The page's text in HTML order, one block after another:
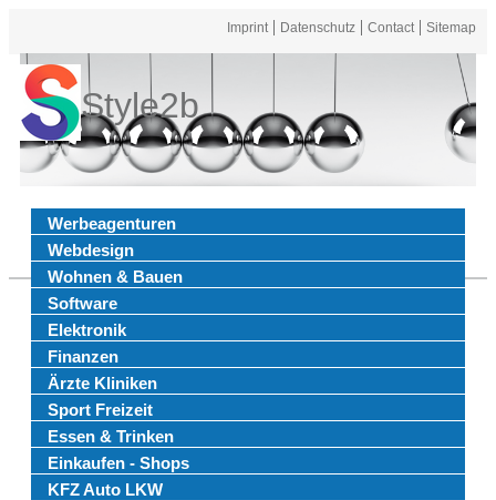
Imprint Datenschutz Contact Sitemap
Style2b
Werbeagenturen
Webdesign
Wohnen & Bauen
Software
Elektronik
Finanzen
Ärzte Kliniken
Sport Freizeit
Essen & Trinken
Einkaufen - Shops
KFZ Auto LKW